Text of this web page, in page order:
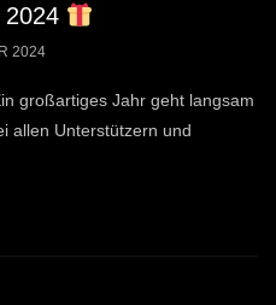
2024
2024
großartiges Jahr geht langsam
allen Unterstützern und